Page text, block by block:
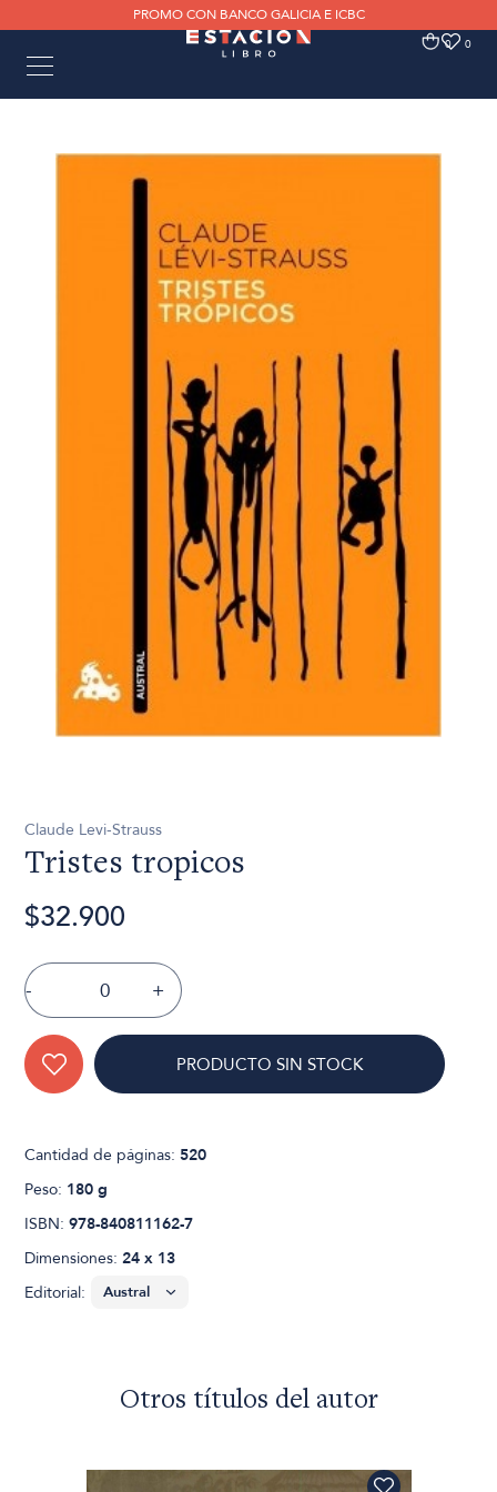
PROMO CON BANCO GALICIA E ICBC
0 0
Claude Levi-Strauss
Tristes tropicos
$32.900
- +
PRODUCTO SIN STOCK
Cantidad de páginas:520
Peso: 180 g
ISBN:978-840811162-7
Dimensiones:24 x 13
Editorial:
Otros títulos del autor